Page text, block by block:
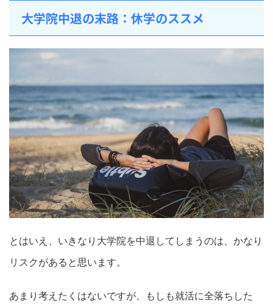
大学院中退の末路：休学のススメ
とはいえ、いきなり大学院を中退してしまうのは、かなり
リスクがあると思います。
あまり考えたくはないですが、もしも就活に全落ちした